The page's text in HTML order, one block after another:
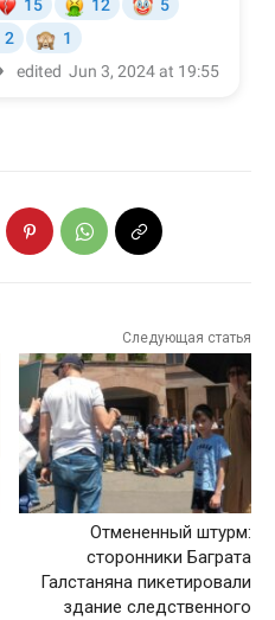
Следующая статья
Отмененный штурм:
сторонники Баграта
Галстаняна пикетировали
здание следственного